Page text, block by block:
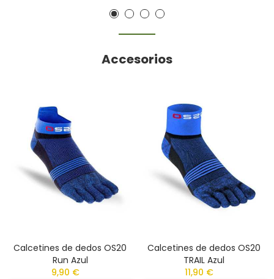
Accesorios
Calcetines de dedos OS20
Run Azul
9,90 €
Calcetines de dedos OS20
TRAIL Azul
11,90 €